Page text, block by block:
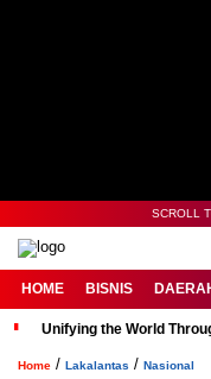
SCROLL
HOME BISNIS
Unifying the World
Home / Lakalantas / Nasional